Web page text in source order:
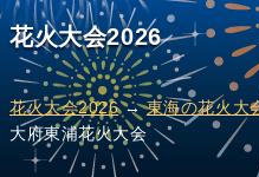
花火大会2026
花火大会2026→東海の花火大
大府東浦花火大会